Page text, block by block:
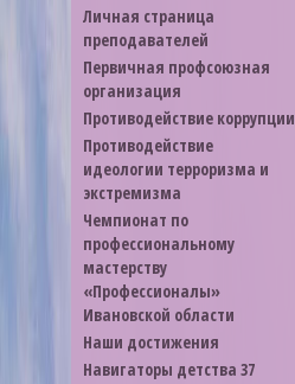
Личная страница
преподавателей
Первичная профсоюзная
организация
Противодействие коррупции
Противодействие
идеологии терроризма и
экстремизма
Чемпионат по
профессиональному
мастерству
«Профессионалы»
Ивановской области
Наши достижения
Навигаторы детства 37